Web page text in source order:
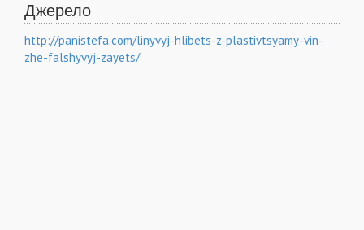
Джерело
http://panistefa.com/linyvyj-hlibets-z-plastivtsyamy-vin-
zhe-falshyvyj-zayets/